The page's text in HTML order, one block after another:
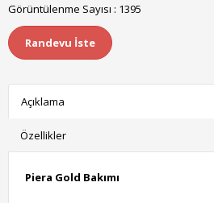
Görüntülenme Sayısı : 1395
Randevu İste
Açıklama
Özellikler
Piera Gold Bakımı